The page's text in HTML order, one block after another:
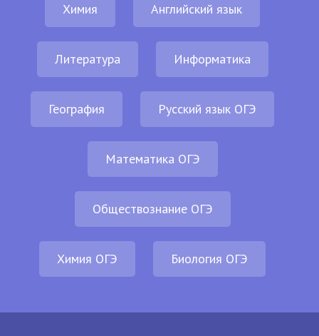
Химия Английский язык
Литература Информатика
География Русский язык ОГЭ
Математика ОГЭ
Обществознание ОГЭ
Химия ОГЭ Биология ОГЭ